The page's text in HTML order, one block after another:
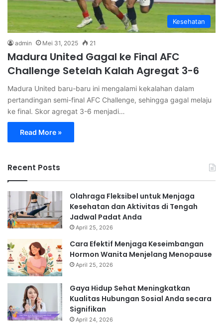
Kesehatan
admin Mei 31, 2025 21
Madura United Gagal ke Final AFC
Challenge Setelah Kalah Agregat 3-6
Madura United baru-baru ini mengalami kekalahan dalam
pertandingan semi-final AFC Challenge, sehingga gagal melaju
ke final. Skor agregat 3-6 menjadi…
Read More »
Recent Posts
Olahraga Fleksibel untuk Menjaga
Kesehatan dan Aktivitas di Tengah
Jadwal Padat Anda
April 25, 2026
Cara Efektif Menjaga Keseimbangan
Hormon Wanita Menjelang Menopause
April 25, 2026
Gaya Hidup Sehat Meningkatkan
Kualitas Hubungan Sosial Anda secara
Signifikan
April 24, 2026